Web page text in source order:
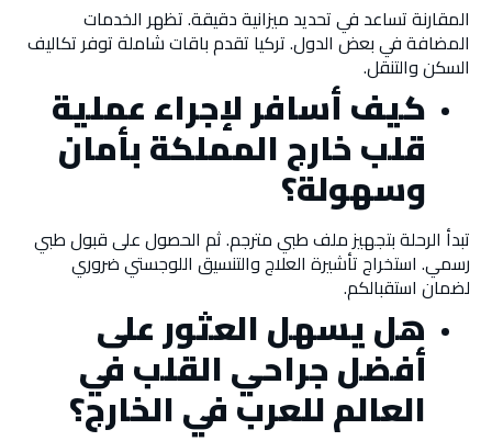
المقارنة تساعد في تحديد ميزانية دقيقة. تظهر الخدمات
المضافة في بعض الدول. تركيا تقدم باقات شاملة توفر تكاليف
السكن والتنقل.
كيف أسافر لإجراء عملية
قلب خارج المملكة بأمان
وسهولة؟
تبدأ الرحلة بتجهيز ملف طبي مترجم. ثم الحصول على قبول طبي
رسمي. استخراج تأشيرة العلاج والتنسيق اللوجستي ضروري
لضمان استقبالكم.
هل يسهل العثور على
أفضل جراحي القلب في
العالم للعرب في الخارج؟